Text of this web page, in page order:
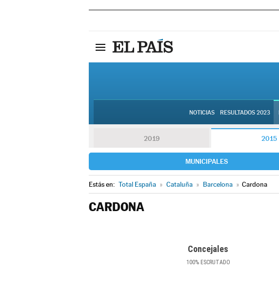
NOTICIAS RESULTADOS 2023
2019 2015
MUNICIPALES
Estás en: Total España » Cataluña » Barcelona » Cardona
CARDONA
Concejales
100%ESCRUTADO